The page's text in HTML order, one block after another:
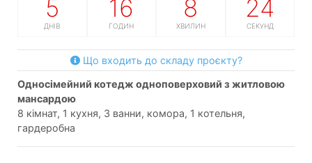
5
ДНІВ
16
ГОДИН
8
ХВИЛИН
23
СЕКУНД
Що входить до складу проєкту?
односімейний котедж одноповерховий з житловою
мансардою
8 кімнат, 1 кухня, 3 ванни, комора, 1 котельня,
гардеробна